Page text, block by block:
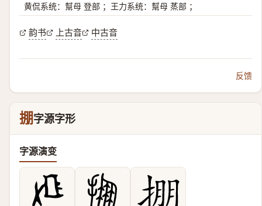
黄侃系统：幫母 登部 ；王力系统：幫母 蒸部 ；
韵书 上古音 中古音
反馈
掤字源字形
字源演变